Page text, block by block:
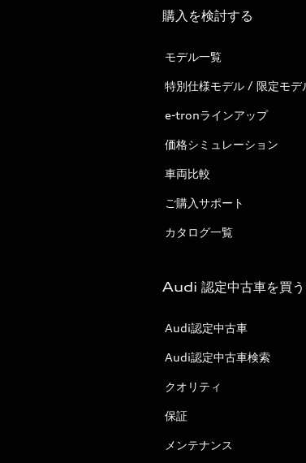
購入を検討する
モデル一覧
特別仕様モデル / 限定モデ
e-tronラインアップ
価格シミュレーション
車両比較
ご購入サポート
カタログ一覧
Audi 認定中古車を買う
Audi認定中古車
Audi認定中古車検索
クオリティ
保証
メンテナンス